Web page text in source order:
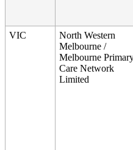
VIC North Western
Melbourne /
Melbourne
Care Network
Limited